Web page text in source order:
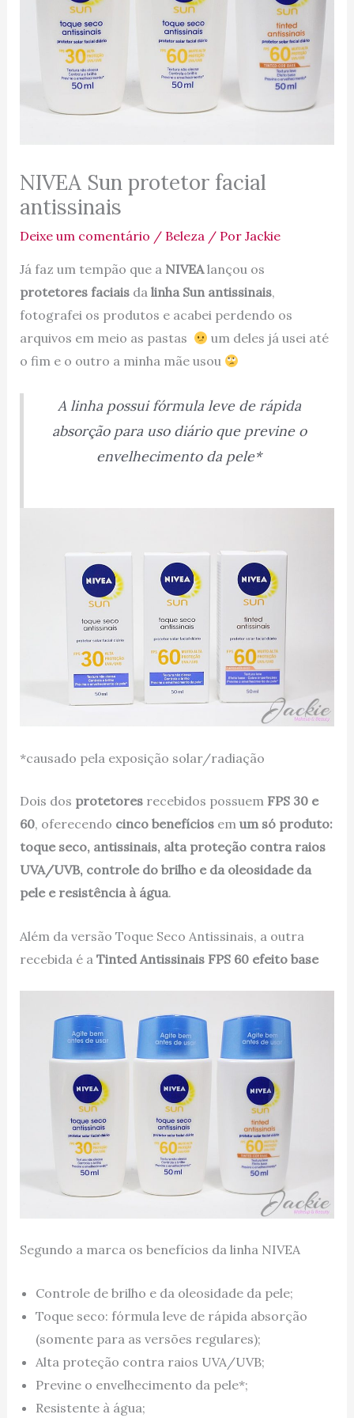
NIVEA Sun protetor facial
antissinais
Deixe um comentário / Beleza / Por Jackie
Já faz um tempão que a NIVEAlançou os
protetores faciaisda linha Sun antissinais,
fotografei os produtos e acabei perdendo os
arquivos em meio as pastas
um deles já usei até
o fim e o outro a minha mãe usou
A linha possui fórmula leve de rápida
absorção para uso diário que previne o
envelhecimento da pele*
*causado pela exposição solar/radiação
Dois dos protetoresrecebidos possuem FPS 30 e
60, oferecendo cinco benefícios emum só produto:
toque seco, antissinais, alta proteção contra raios
UVA/UVB, controle do brilho e da oleosidade da
pele e resistência à água.
Além da versão Toque Seco Antissinais, a outra
recebida é a Tinted Antissinais FPS 60 efeito base
Segundo a marca os benefícios da linha NIVEA
Controle de brilho e da oleosidade da pele;
Toque seco: fórmula leve de rápida absorção
(somente para as versões regulares);
Alta proteção contra raios UVA/UVB;
Previne o envelhecimento da pele*;
Resistente à água;